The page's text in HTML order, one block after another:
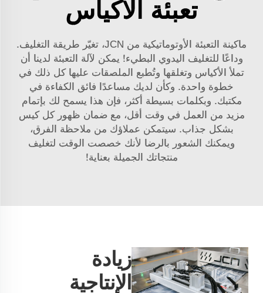
تعبئة الأكياس
ماكينة التعبئة الأوتوماتيكية من JCN، تغيّر طريقة التغليف.
وداعًا للتغليف اليدوي البطيء! يمكن لآلة التعبئة لدينا أن
تملأ الأكياس وتغلقها وتُطبع الملصقات عليها كل ذلك في
خطوة واحدة. وكأن لديك مساعدًا فائق الكفاءة في
مكتبك. وبكلمات بسيطة أكثر، فإن هذا يسمح لك بإتمام
مزيد من العمل في وقت أقل، مع ضمان ظهور كل كيس
بشكل جذاب. سيتمكن عملاؤك من ملاحظة الفرق،
ويمكنك الشعور بالرضا لأنك خصصت الوقت لتغليف
منتجاتك الجميلة بعناية!
زيادة
الإنتاجية